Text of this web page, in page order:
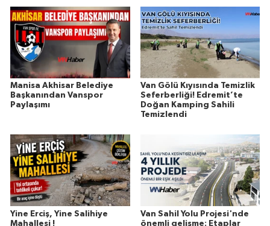
Manisa Akhisar Belediye
Başkanından Vanspor
Paylaşımı
Van Gölü Kıyısında Temizlik
Seferberliği! Edremit’te
Doğan Kamping Sahili
Temizlendi
Yine Erciş, Yine Salihiye
Mahallesi !
Van Sahil Yolu Projesi'nde
önemli gelişme: Etaplar